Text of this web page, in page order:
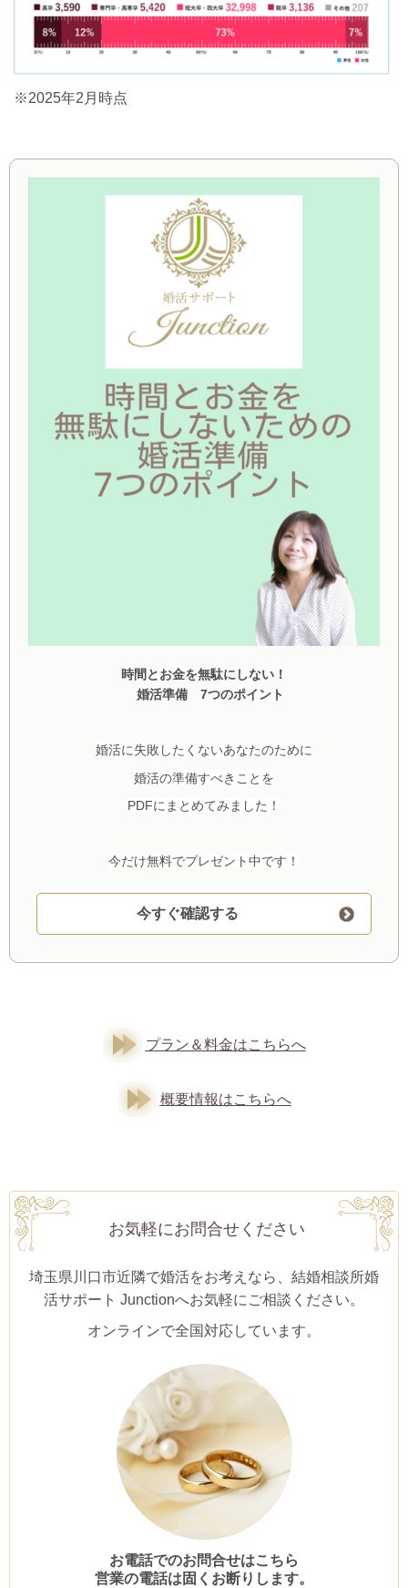
※2025年2月時点
時間とお金を無駄にしない！
婚活準備 7つのポイント
婚活に失敗したくないあなたのために
婚活の準備すべきことを
PDFにまとめてみました！
今だけ無料でプレゼント中です！
今すぐ確認する
プラン＆料金はこちらへ
概要情報はこちらへ
お気軽にお問合せください
埼玉県川口市近隣で婚活をお考えなら、結婚相談所婚
活サポート Junctionへお気軽にご相談ください。
オンラインで全国対応しています。
お電話でのお問合せはこちら
営業の電話は固くお断りします。